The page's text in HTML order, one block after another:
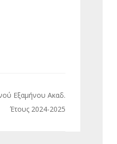
Εξαμήνου Ακαδ.
Έτους 2024-2025